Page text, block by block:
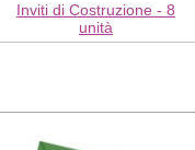
Inviti di Costruzione - 8
unità